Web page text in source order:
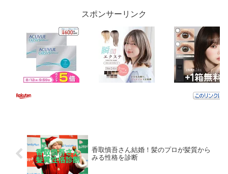
スポンサーリンク
香取慎吾さん結婚！髪のプロが髪質から
みる性格を診断